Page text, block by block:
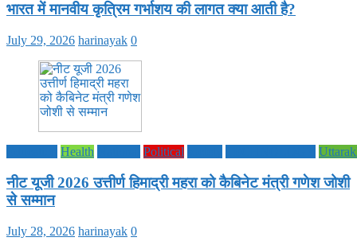
भारत में मानवीय कृत्रिम गर्भाशय की लागत क्या आती है?
July 29, 2026 harinayak 0
Health Political
नीट यूजी 2026 उत्तीर्ण हिमाद्री महरा को कैबिनेट मंत्री गणेश जोशी
से सम्मान
July 28, 2026 harinayak 0